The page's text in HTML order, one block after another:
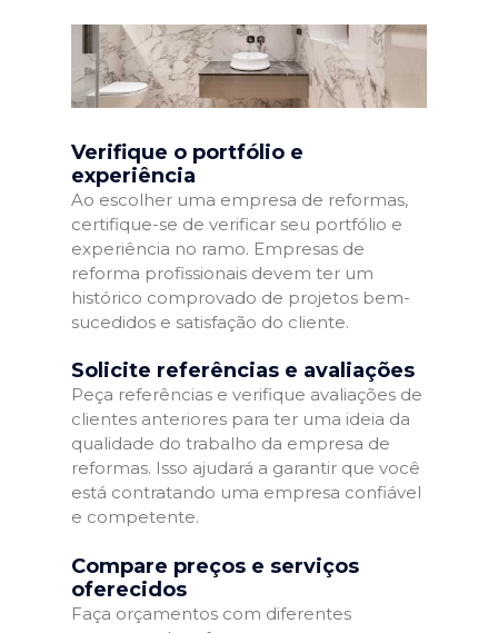
Verifique o portfólio e
experiência
Ao escolher uma empresa de reformas,
certifique-se de verificar seu portfólio e
experiência no ramo. Empresas de
reforma profissionais devem ter um
histórico comprovado de projetos bem-
sucedidos e satisfação do cliente.
Solicite referências e avaliações
Peça referências e verifique avaliações de
clientes anteriores para ter uma ideia da
qualidade do trabalho da empresa de
reformas. Isso ajudará a garantir que você
está contratando uma empresa confiável
e competente.
Compare preços e serviços
oferecidos
Faça orçamentos com diferentes